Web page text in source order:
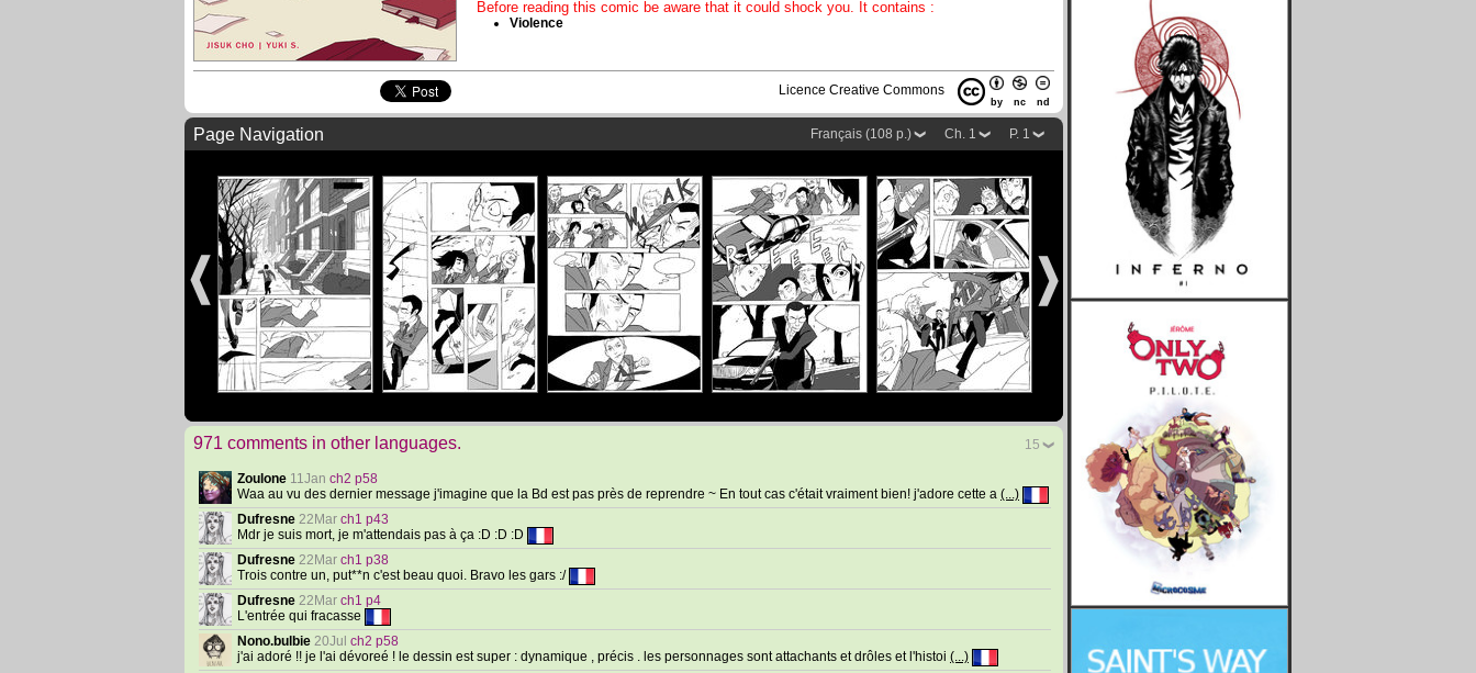
Before reading this comic be aware that it could shock you. It contains :
Violence
Licence Creative Commons
by nc nd
P. 1
Ch. 1
Français (108 p.)
Page Navigation
15
971 comments in other languages.
Zoulone 11Jan ch2 p58
Waa au vu des dernier message j'imagine que la Bd est pas près de reprendre ~ En tout cas c'était vraiment bien! j'adore cette a (...)
Dufresne 22Mar ch1 p43
Mdr je suis mort, je m'attendais pas à ça :D :D :D
Dufresne 22Mar ch1 p38
Trois contre un, put**n c'est beau quoi. Bravo les gars :/
Dufresne 22Mar ch1 p4
L'entrée qui fracasse
Nono.bulbie 20Jul ch2 p58
j'ai adoré !! je l'ai dévoreé ! le dessin est super : dynamique , précis . les personnages sont attachants et drôles et l'histoi (...)